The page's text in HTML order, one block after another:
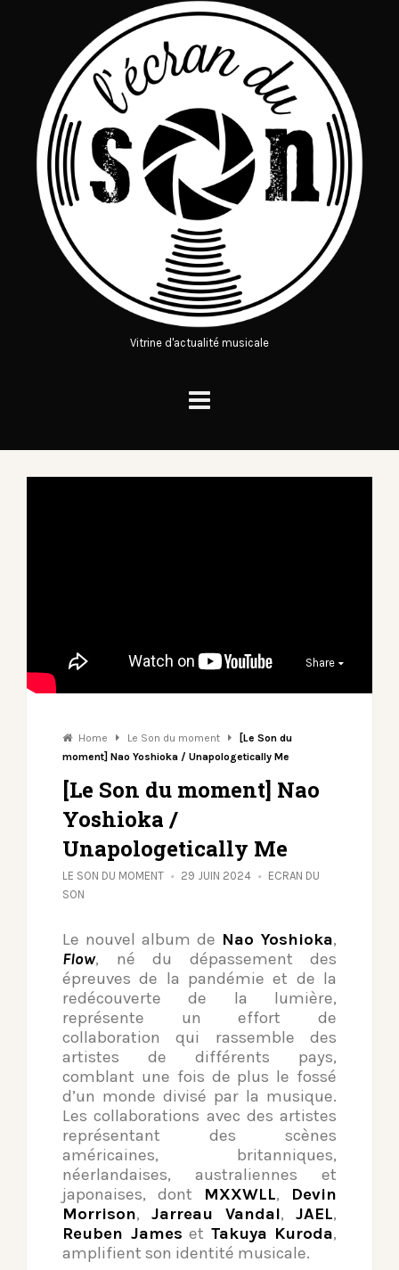
Vitrine d'actualité musicale
Share
Home Le Son du moment
[Le Son du
moment] Nao Yoshioka / Unapologetically Me
[Le Son du moment] Nao
Yoshioka /
Unapologetically Me
LE SON DU MOMENT 29 JUIN 2024
ECRAN DU
SON
Le nouvel album de Nao Yoshioka,
Flow, né du dépassement des
épreuves de la pandémie et de la
redécouverte de la lumière,
représente un effort de
collaboration qui rassemble des
artistes de différents pays,
comblant une fois de plus le fossé
d’un monde divisé par la musique.
Les collaborations avec des artistes
représentant des scènes
américaines, britanniques,
néerlandaises, australiennes et
japonaises, dont MXXWLL, Devin
Morrison, Jarreau Vandal, JAEL,
Reuben James et Takuya Kuroda,
amplifient son identité musicale.